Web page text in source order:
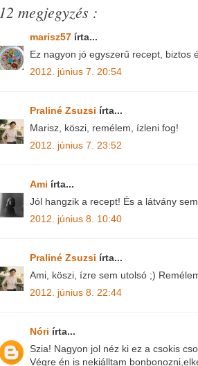
12 megjegyzés :
marisz57 írta...
Ez nagyon jó egyszerű recept, biztos
2012. június 7. 20:54
Praliné Zsuzsi írta...
Marisz, köszi, remélem, ízleni fog!
2012. június 7. 23:52
Ami írta...
Jól hangzik a recept! És a látvány
2012. június 8. 10:40
Praliné Zsuzsi írta...
Ami, köszi, ízre sem utolsó ;)
2012. június 8. 22:44
Nóri írta...
Szia! Nagyon jol néz ki ez a csokis
Végre én is nekiálltam